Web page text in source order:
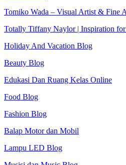
Tomiko Wada – Visual Artist & Fine
Totally Tiffany Naylor | Inspiration
Holiday And Vacation Blog
Beauty Blog
Edukasi Dan Ruang Kelas Online
Food Blog
Fashion Blog
Balap Motor dan Mobil
Lampu LED Blog